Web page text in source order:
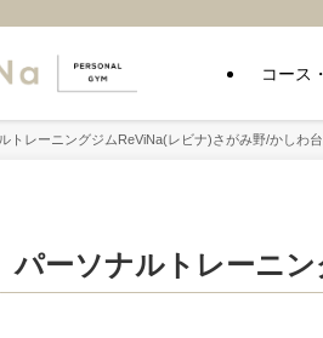
コース
トレーニングジムReViNa(レビナ)さがみ野/かしわ
パーソナルトレーニ